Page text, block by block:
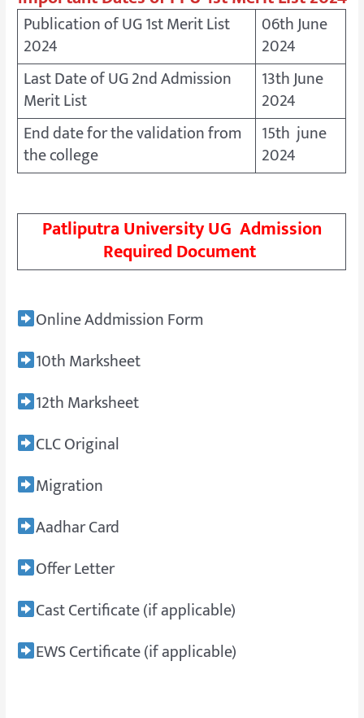
Publication of UG 1st Merit List
2024
06th June
2024
Last Date of UG 2nd Admission
Merit List
13th June
2024
End date for the validation from
the college
15th june
2024
Patliputra University UG Admission
Required Document
Online Addmission Form
10th Marksheet
12th Marksheet
CLC Original
Migration
Aadhar Card
Offer Letter
Cast Certificate (if applicable)
EWS Certificate (if applicable)